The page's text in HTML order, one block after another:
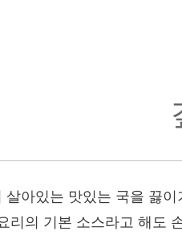
살아있는 맛있는 국을 끓
리의 기본 소스라고 해도